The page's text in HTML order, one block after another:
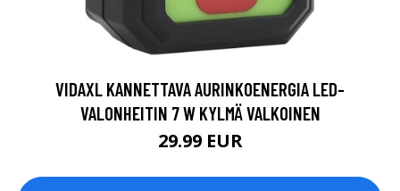
VIDAXL KANNETTAVA AURINKOENERGIA LED-
VALONHEITIN 7 W KYLMÄ VALKOINEN
29.99 EUR